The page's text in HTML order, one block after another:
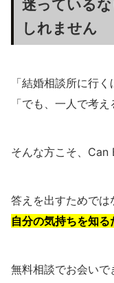
迷っている
しれません
「結婚相談所に行く
「でも、一人で考
そんな方こそ、Can
答えを出すためでは
自分の気持ちを知る
無料相談でお会いで